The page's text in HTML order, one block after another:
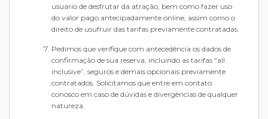
usuário de desfrutar da atração, bem como fazer uso
do valor pago antecipadamente online, assim como o
direito de usufruir das tarifas previamente contratadas.
Pedimos que verifique com antecedência os dados de
confirmação de sua reserva, incluindo as tarifas “all
inclusive”, seguros e demais opcionais previamente
contratados. Solicitamos que entre em contato
conosco em caso de dúvidas e divergências de qualquer
natureza.